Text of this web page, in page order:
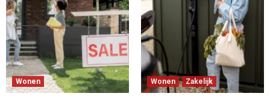
Wonen Wonen Zakelijk